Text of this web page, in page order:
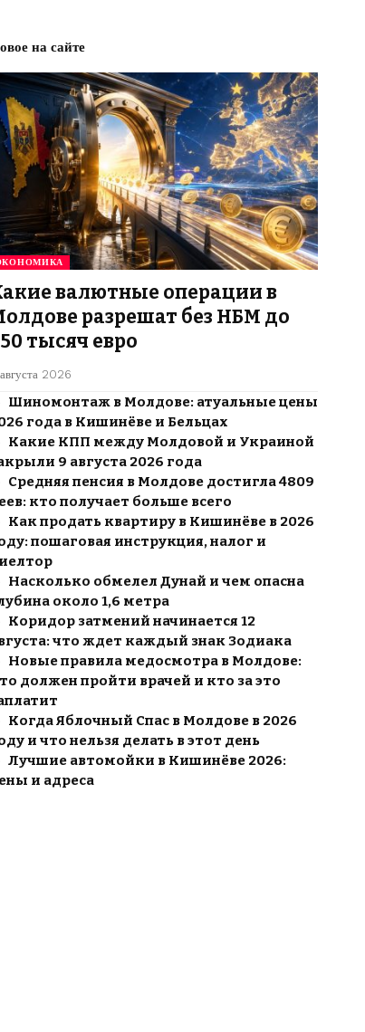
на сайте
валютные операции в
разрешат без НБМ до
тысяч евро
2026
Шиномонтаж в Молдове: атуальные цены
года в Кишинёве и Бельцах
Какие КПП между Молдовой и Украиной
9 августа 2026 года
Средняя пенсия в Молдове достигла 4809
кто получает больше всего
Как продать квартиру в Кишинёве в 2026
пошаговая инструкция, налог и
Насколько обмелел Дунай и чем опасна
около 1,6 метра
Коридор затмений начинается 12
что ждет каждый знак Зодиака
Новые правила медосмотра в Молдове:
должен пройти врачей и кто за это
Когда Яблочный Спас в Молдове в 2026
и что нельзя делать в этот день
Лучшие автомойки в Кишинёве 2026:
и адреса